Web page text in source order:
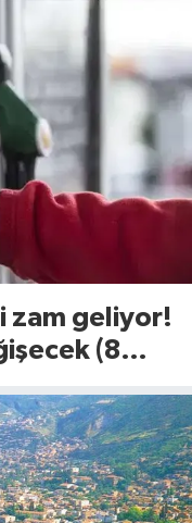
zam geliyor!
(8